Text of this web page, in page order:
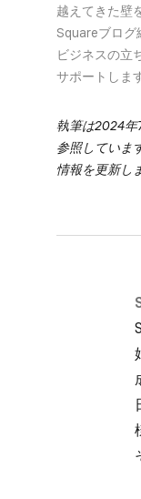
越えてきた壁
Squareブログ
ビジネスの​立
サポートしま
執筆は​2024年
参照していま
情報を​​更新し